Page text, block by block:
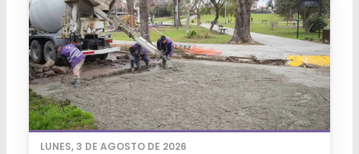
LUNES, 3 DE AGOSTO DE 2026